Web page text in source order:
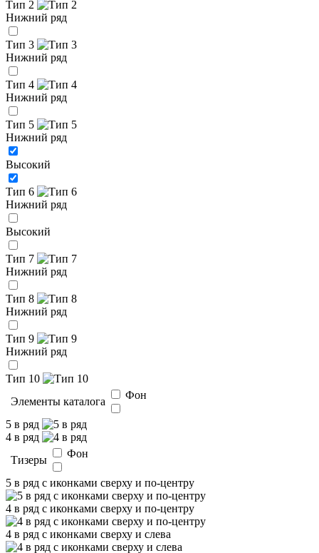
Тип 2
Нижний ряд
Тип 3
Нижний ряд
Тип 4
Нижний ряд
Тип 5
Нижний ряд
Высокий
Тип 6
Нижний ряд
Высокий
Тип 7
Нижний ряд
Тип 8
Нижний ряд
Тип 9
Нижний ряд
Тип 10
Элементы каталога
Фон
5 в ряд
4 в ряд
Тизеры
Фон
5 в ряд с иконками сверху и по-центру
4 в ряд с иконками сверху и по-центру
4 в ряд с иконками сверху и слева